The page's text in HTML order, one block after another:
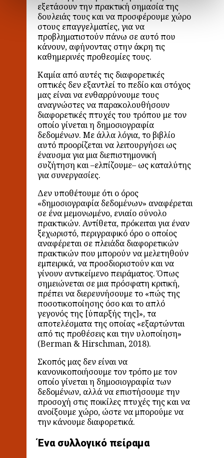
εξετάσουν την πρακτική σημασία της
δουλειάς τους και να προσφέρουμε χώρο
στους επαγγελματίες, για να
προβληματιστούν πάνω σε αυτό που
κάνουν, αφήνοντας στην άκρη τις
καθημερινές προθεσμίες τους.
Καμία από αυτές τις διαφορετικές
οπτικές δεν εξαντλεί το πεδίο και στόχος
μας είναι να ενθαρρύνουμε τους
αναγνώστες να παρακολουθήσουν
διαφορετικές πτυχές του τρόπου με τον
οποίο γίνεται η δημοσιογραφία
δεδομένων. Με άλλα λόγια, το βιβλίο
αυτό προορίζεται να λειτουργήσει ως
έναυσμα για μια διεπιστημονική
συζήτηση και –ελπίζουμε– ως καταλύτης
για συνεργασίες.
Δεν υποθέτουμε ότι ο όρος
«δημοσιογραφία δεδομένων» αναφέρεται
σε ένα μεμονωμένο, ενιαίο σύνολο
πρακτικών. Αντίθετα, πρόκειται για έναν
ξεχωριστό, περιγραφικό όρο ο οποίος
αναφέρεται σε πλειάδα διαφορετικών
πρακτικών που μπορούν να μελετηθούν
εμπειρικά, να προσδιοριστούν και να
γίνουν αντικείμενο πειράματος. Όπως
σημειώνεται σε μια πρόσφατη κριτική,
πρέπει να διερευνήσουμε το «πώς της
ποσοτικοποίησης όσο και το απλό
γεγονός της [ύπαρξής της]», τα
αποτελέσματα της οποίας «εξαρτώνται
από τις προθέσεις και την υλοποίηση»
(Berman & Hirschman, 2018).
Σκοπός μας δεν είναι να
κανονικοποιήσουμε τον τρόπο με τον
οποίο γίνεται η δημοσιογραφία των
δεδομένων, αλλά να επιστήσουμε την
προσοχή στις ποικίλες πτυχές της και να
ανοίξουμε χώρο, ώστε να μπορούμε να
την κάνουμε διαφορετικά.
Ένα συλλογικό πείραμα